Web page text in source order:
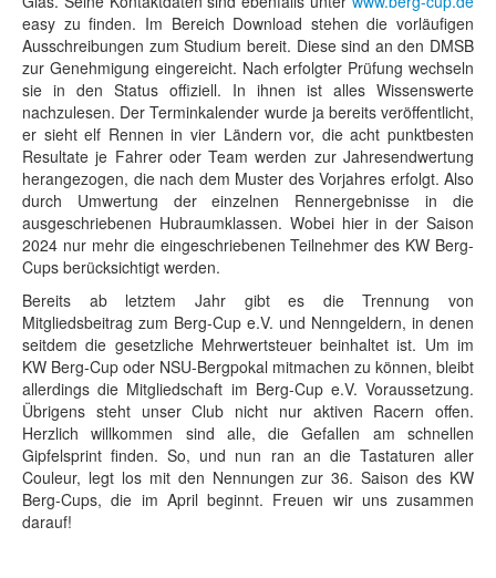
easy zu finden. Im Bereich Download stehen die vorläufigen
Ausschreibungen zum Studium bereit. Diese sind an den DMSB
zur Genehmigung eingereicht. Nach erfolgter Prüfung wechseln
sie in den Status offiziell. In ihnen ist alles Wissenswerte
nachzulesen. Der Terminkalender wurde ja bereits veröffentlicht,
er sieht elf Rennen in vier Ländern vor, die acht punktbesten
Resultate je Fahrer oder Team werden zur Jahresendwertung
herangezogen, die nach dem Muster des Vorjahres erfolgt. Also
durch Umwertung der einzelnen Rennergebnisse in die
ausgeschriebenen Hubraumklassen. Wobei hier in der Saison
2024 nur mehr die eingeschriebenen Teilnehmer des KW Berg-
Cups berücksichtigt werden.
Bereits ab letztem Jahr gibt es die Trennung von
Mitgliedsbeitrag zum Berg-Cup e.V. und Nenngeldern, in denen
seitdem die gesetzliche Mehrwertsteuer beinhaltet ist. Um im
KW Berg-Cup oder NSU-Bergpokal mitmachen zu können, bleibt
allerdings die Mitgliedschaft im Berg-Cup e.V. Voraussetzung.
Übrigens steht unser Club nicht nur aktiven Racern offen.
Herzlich willkommen sind alle, die Gefallen am schnellen
Gipfelsprint finden. So, und nun ran an die Tastaturen aller
Couleur, legt los mit den Nennungen zur 36. Saison des KW
Berg-Cups, die im April beginnt. Freuen wir uns zusammen
darauf!